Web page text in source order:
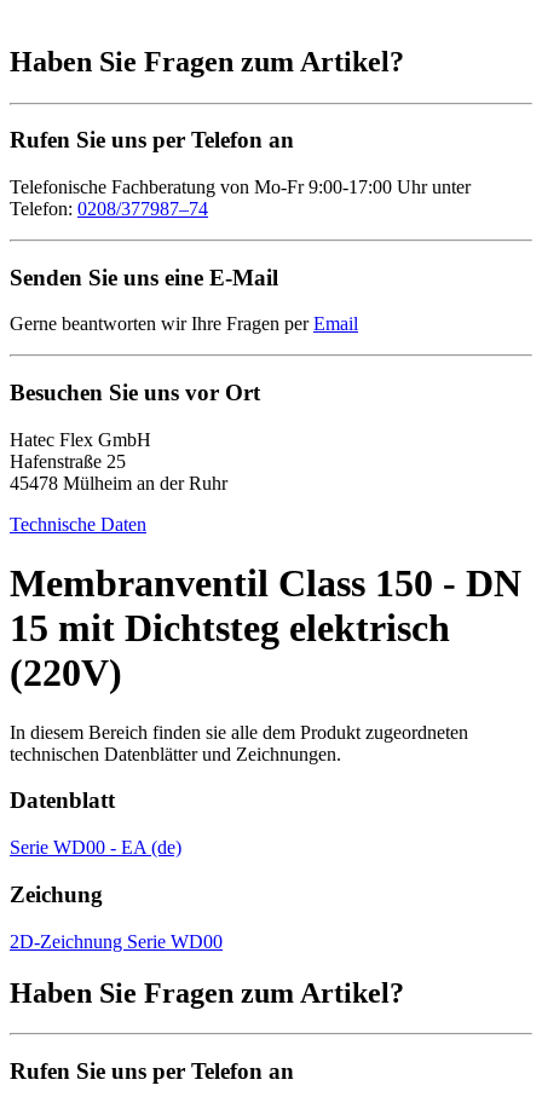
Haben Sie Fragen zum Artikel?
Rufen Sie uns per Telefon an
Telefonische Fachberatung von Mo-Fr 9:00-17:00 Uhr unter
Telefon: 0208/377987–74
Senden Sie uns eine E-Mail
Gerne beantworten wir Ihre Fragen perEmail
Besuchen Sie uns vor Ort
Hatec Flex GmbH
Hafenstraße 25
45478 Mülheim an der Ruhr
Technische Daten
Membranventil Class 150 - DN
15 mit Dichtsteg elektrisch
(220V)
In diesem Bereich finden sie alle dem Produkt zugeordneten
technischen Datenblätter und Zeichnungen.
Datenblatt
Serie WD00 - EA (de)
Zeichung
2D-Zeichnung Serie WD00
Haben Sie Fragen zum Artikel?
Rufen Sie uns per Telefon an